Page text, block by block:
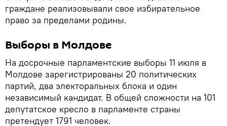
граждане реализовывали свое избирательное
право за пределами родины.
Выборы в Молдове
На досрочные парламентские выборы 11 июля в
Молдове зарегистрированы 20 политических
партий, два электоральных блока и один
независимый кандидат. В общей сложности на 101
депутатское кресло в парламенте страны
претендует 1791 человек.